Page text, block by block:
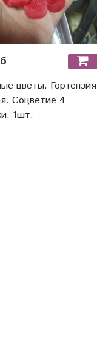
цветы. Гортензия
Соцветие 4
1шт.